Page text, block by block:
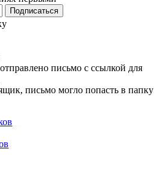
письмо с ссылкой для
письмо могло попасть в папку